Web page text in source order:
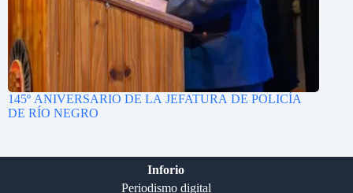
145º ANIVERSARIO DE LA JEFATURA DE POLICÍA
DE RÍO NEGRO
Inforio
Periodismo digital